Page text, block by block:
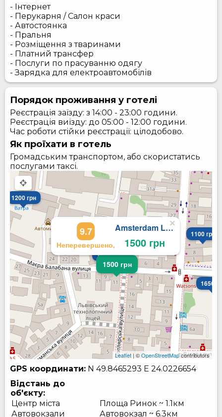
- Інтернет
- Перукарня / Салон краси
- Автостоянка
- Пральня
- Розміщення з тваринами
- Платний трансфер
- Послуги по прасуванню одягу
- Зарядка для електроавтомобілів
Порядок проживання у готелі
Реєстрація заїзду: з 14:00 - 23:00 години.
Реєстрація виїзду: до 05:00 - 12:00 години.
Час роботи стійки реєстрації: цілодобово.
Як проїхати в готель
Громадським транспортом, або скористатись
послугами таксі.
1200 грн
1600 грн
1100 грн
1650
1500 грн
Неперевершено,
9.7 Amsterdam Lviv Apartments
1500 грн
×
Leaflet | ©OpenStreetMapcontributors
GPS координати: N 49.8465293 E 24.0226654
Відстань до
об'єкту:
Центр міста
Площа Ринок ~ 1.1км
Автовокзали
Автовокзал ~ 6.3км